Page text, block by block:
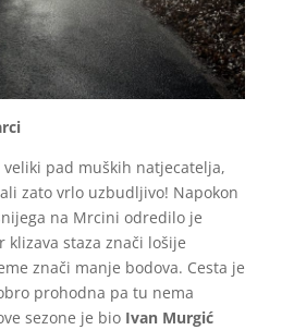
veliki pad muških natjecatelja,
zato vrlo uzbudljivo! Napokon
na Mrcini odredilo je
klizava staza znači lošije
znači manje bodova. Cesta je
prohodna pa tu nema
sezone je bio Ivan Murgić